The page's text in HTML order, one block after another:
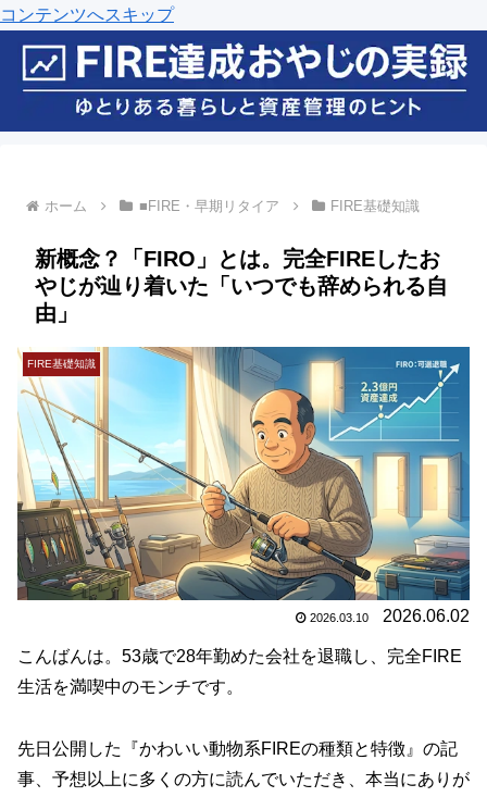
コンテンツへスキップ
ホーム ■FIRE・早期リタイア FIRE基礎知識
新概念？「FIRO」とは。完全FIREしたお
やじが辿り着いた「いつでも辞められる自
由」
FIRE基礎知識
2026.03.10 2026.06.02
こんばんは。53歳で28年勤めた会社を退職し、完全FIRE
生活を満喫中のモンチです。
先日公開した『かわいい動物系FIREの種類と特徴』の記
事、予想以上に多くの方に読んでいただき、本当にありが